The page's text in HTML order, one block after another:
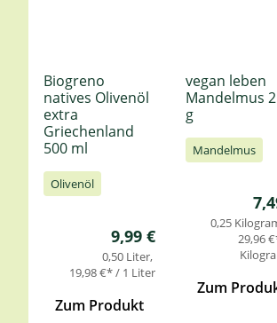
Biogreno
natives Olivenöl
extra
Griechenland
500 ml
Olivenöl
Regulärer Preis:
9,99 €
0,50 Liter
19,98 €* / 1 Liter
Zum Produkt
vegan leben
Mandelmus
g
Mandelmus
0,25
29,96
Zum